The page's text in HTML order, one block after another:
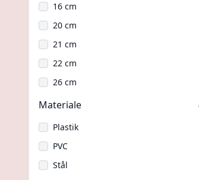
16 cm
20 cm
21 cm
22 cm
26 cm
Materiale
Plastik
PVC
Stål